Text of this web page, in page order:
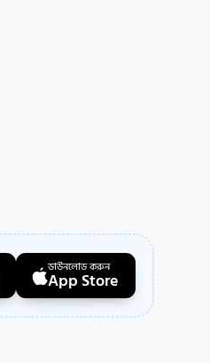
ডাউনলোড করুন
App Store